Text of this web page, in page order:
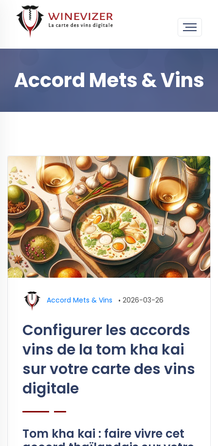
Accord Mets & Vins
Accord Mets & Vins • 2026-03-26
Configurer les accords
vins de la tom kha kai
sur votre carte des vins
digitale
Tom kha kai : faire vivre cet